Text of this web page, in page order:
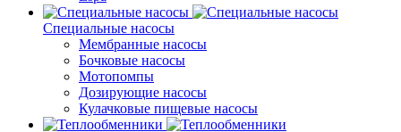
Специальные насосы
Мембранные насосы
Бочковые насосы
Мотопомпы
Дозирующие насосы
Кулачковые пищевые насосы